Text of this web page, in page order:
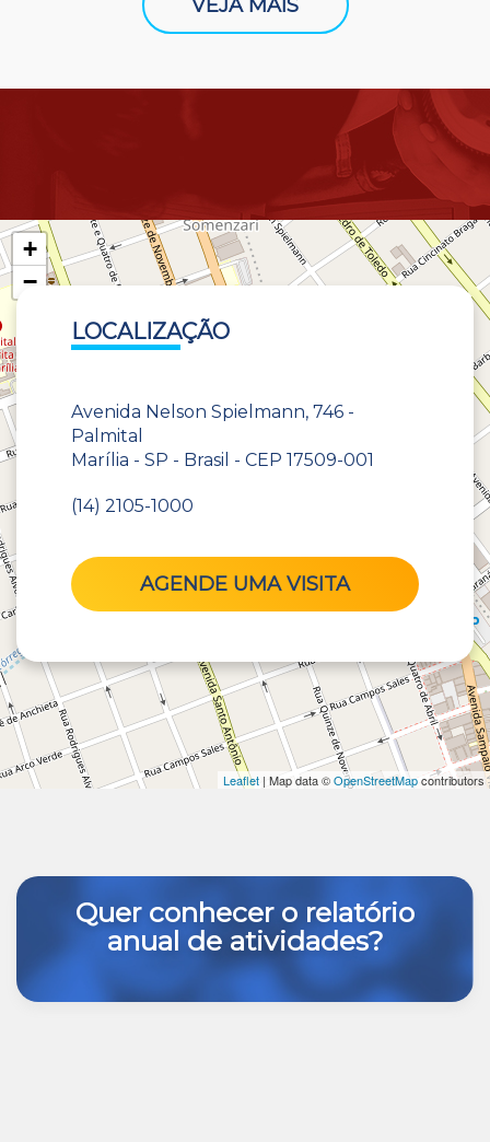
VEJA MAIS
+
−
Leaflet | Map data ©OpenStreetMapcontributors
LOCALIZAÇÃO
Avenida Nelson Spielmann, 746 -
Palmital
Marília - SP - Brasil - CEP 17509-001
(14) 2105-1000
AGENDE UMA VISITA
Quer conhecer o relatório
anual de atividades?